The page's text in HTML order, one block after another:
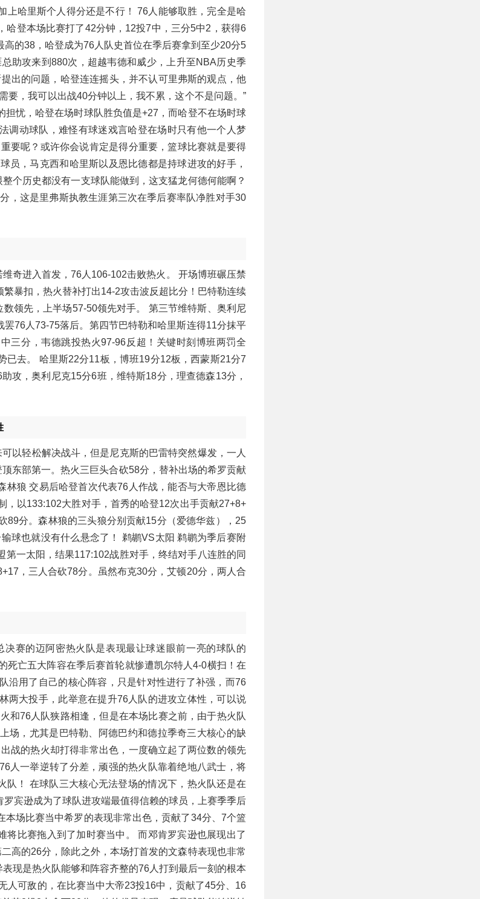
哈里斯个人得分还是不行！ 76人能够取胜，完全是哈
登本场比赛打了42分钟，12投7中，三分5中2，获得6
的38，哈登成为76人队史首位在季后赛拿到至少20分5
助攻来到880次，超越韦德和威少，上升至NBA历史季
出的问题，哈登连连摇头，并不认可里弗斯的观点，他
要，我可以出战40分钟以上，我不累，这个不是问题。”
忧，哈登在场时球队胜负值是+27，而哈登不在场时球
调动球队，难怪有球迷戏言哈登在场时只有他一个人梦
要呢？或许你会说肯定是得分重要，篮球比赛就是要得
员，马克西和哈里斯以及恩比德都是持球进攻的好手，
个历史都没有一支球队能做到，这支猛龙何德何能啊？
，这是里弗斯执教生涯第三次在季后赛率队净胜对手30
奇进入首发，76人106-102击败热火。 开场博班碾压禁
暴扣，热火替补打出14-2攻击波反超比分！巴特勒连续
领先，上半场57-50领先对手。 第三节维特斯、奥利尼
76人73-75落后。第四节巴特勒和哈里斯连得11分抹平
三分，韦德跳投热火97-96反超！关键时刻博班两罚全
已去。 哈里斯22分11板，博班19分12板，西蒙斯21分7
攻，奥利尼克15分6班，维特斯18分，理查德森13分，
以轻松解决战斗，但是尼克斯的巴雷特突然爆发，一人
东部第一。热火三巨头合砍58分，替补出场的希罗贡献
狼 交易后哈登首次代表76人作战，能否与大帝恩比德
以133:102大胜对手，首秀的哈登12次出手贡献27+8+
89分。森林狼的三头狼分别贡献15分（爱德华兹），25
球也就没有什么悬念了！ 鹈鹕VS太阳 鹈鹕为季后赛附
一太阳，结果117:102战胜对手，终结对手八连胜的同
，三人合砍78分。虽然布克30分，艾顿20分，两人合
赛的迈阿密热火队是表现最让球迷眼前一亮的球队的
亡五大阵容在季后赛首轮就惨遭凯尔特人4-0横扫！在
沿用了自己的核心阵容，只是针对性进行了补强，而76
两大投手，此举意在提升76人队的进攻立体性，可以说
和76人队狭路相逢，但是在本场比赛之前，由于热火队
场，尤其是巴特勒、阿德巴约和德拉季奇三大核心的缺
战的热火却打得非常出色，一度确立起了两位数的领先
人一举逆转了分差，顽强的热火队靠着绝地八武士，将
！ 在球队三大核心无法登场的情况下，热火队还是在
宾逊成为了球队进攻端最值得信赖的球员，上赛季季后
场比赛当中希罗的表现非常出色，贡献了34分、7个篮
比赛拖入到了加时赛当中。 而邓肯罗宾逊也展现出了
高的26分，除此之外，本场打首发的文森特表现也非常
现是热火队能够和阵容齐整的76人打到最后一刻的根本
人可敌的，在比赛当中大帝23投16中，贡献了45分、16